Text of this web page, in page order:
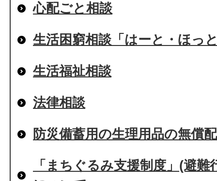
心配ごと相談
生活困窮相談「はーと・ほっ
生活福祉相談
法律相談
防災備蓄用の生理用品の無償
「まちぐるみ支援制度」(避